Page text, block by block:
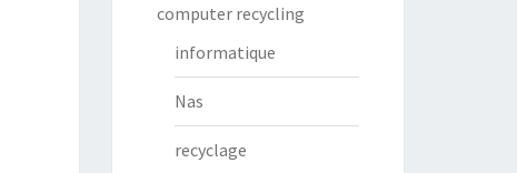
computer recycling
informatique
Nas
recyclage